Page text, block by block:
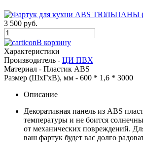
3 500 руб.
В корзину
Характеристики
Производитель - ЦИ ПВХ
Материал - Пластик ABS
Размер (ШхГхВ), мм - 600 * 1,6 * 3000
Описание
Декоративная панель из ABS
температуры и не боится
от механических повреждений.
ваш фартук будет вас долго